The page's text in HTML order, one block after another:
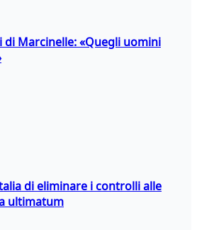
di Marcinelle: «Quegli uomini
di eliminare i controlli alle
ultimatum